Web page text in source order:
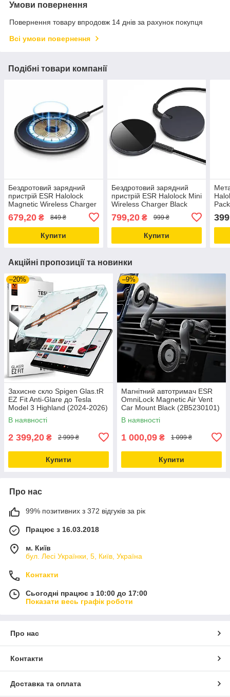
Умови повернення
Повернення товару впродовж 14 днів за рахунок покупця
Всі умови повернення
Подібні товари компанії
Бездротовий зарядний
пристрій ESR Halolock
Magnetic Wireless Charger
(3C07200400103)
679,20 ₴ 849 ₴
Купити
Бездротовий зарядний
пристрій ESR Halolock Mini
Wireless Charger Black
799,20₴ 999 ₴
Купити
399
Акційні пропозиції та новинки
–20%
Захисне скло Spigen Glas.tR
EZ Fit Anti-Glare до Tesla
Model 3 Highland (2024-2026)
Matte Clear (AGL07152)
В наявності
2 399,20 ₴ 2 999 ₴
Купити
–9%
Магнітний автотримач ESR
OmniLock Magnetic Air Vent
Car Mount Black (2B5230101)
В наявності
1 000,09 ₴ 1 099 ₴
Купити
Про нас
99% позитивних з 372 відгуків за рік
Працює з 16.03.2018
м. Київ
бул. Лесі Українки, 5, Київ, Україна
Контакти
Сьогодні працює з 10:00 до 17:00
Показати весь графік роботи
Про нас
Контакти
Доставка та оплата